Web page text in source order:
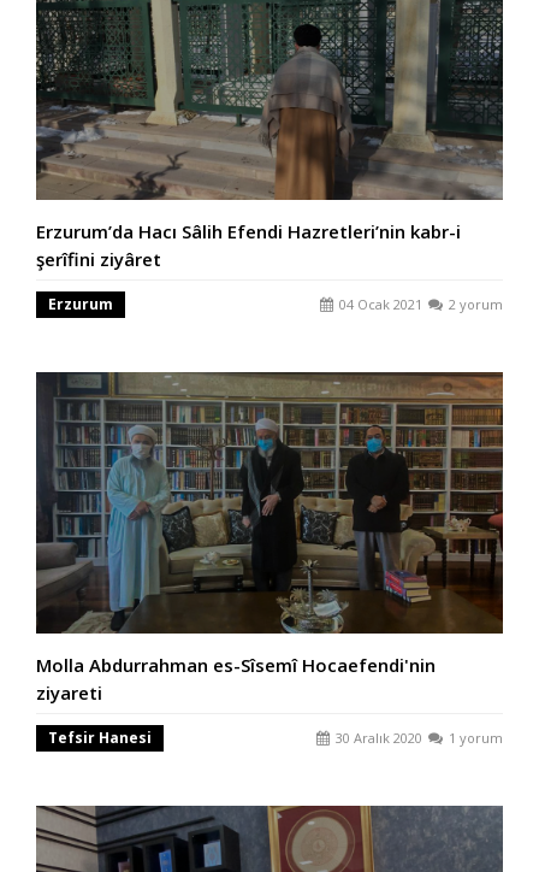
Erzurum’da Hacı Sâlih Efendi Hazretleri’nin kabr-i
şerîfini ziyâret
Erzurum 04 Ocak 2021 2 yorum
Molla Abdurrahman es-Sîsemî Hocaefendi'nin
ziyareti
Tefsir Hanesi 30 Aralık 2020 1 yorum